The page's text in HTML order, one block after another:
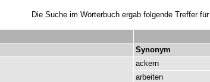
Die Suche im Wörterbuch ergab folgende Treffer
Synonym
ackern
arbeiten